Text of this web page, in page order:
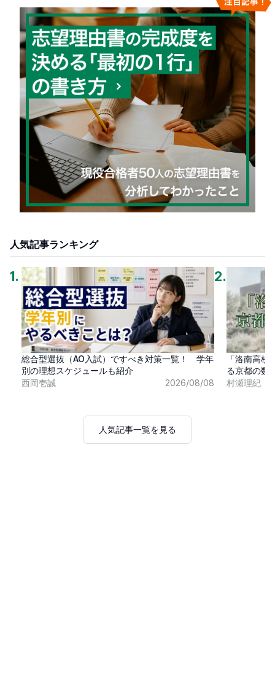
人気記事ランキング
1 .
総合型選抜（AO入試）ですべき対策一覧！ 学年
別の理想スケジュールも紹介
西岡壱誠
2026/08/08
2.
「洛南高
る京都の数
村瀬理紀
人気記事一覧を見る